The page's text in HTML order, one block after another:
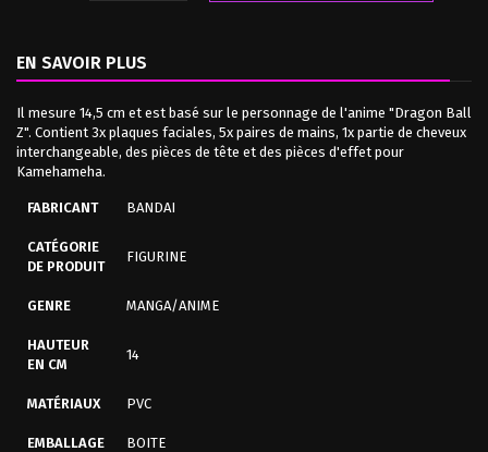
EN SAVOIR PLUS
Il mesure 14,5 cm et est basé sur le personnage de l'anime "Dragon Ball
Z". Contient 3x plaques faciales, 5x paires de mains, 1x partie de cheveux
interchangeable, des pièces de tête et des pièces d'effet pour
Kamehameha.
FABRICANT BANDAI
CATÉGORIE
DE PRODUIT
FIGURINE
GENRE MANGA/ANIME
HAUTEUR
EN CM
14
MATÉRIAUX PVC
EMBALLAGE BOITE